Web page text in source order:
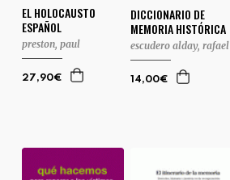
EL HOLOCAUSTO
ESPAÑOL
preston, paul
27,90€
DICCIONARIO DE
MEMORIA HISTÓRICA
escudero alday, rafael
14,00€